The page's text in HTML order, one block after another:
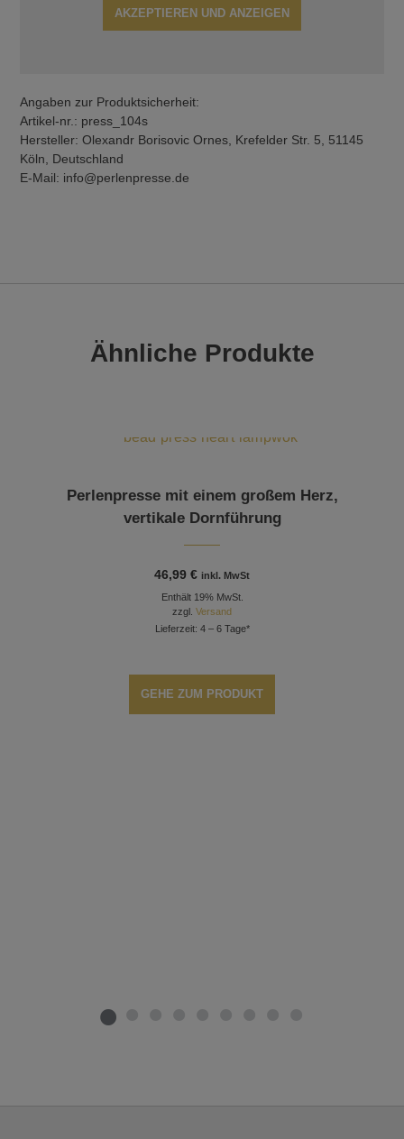
AKZEPTIEREN UND ANZEIGEN
Angaben zur Produktsicherheit:
Artikel-nr.: press_104s
Hersteller: Olexandr Borisovic Ornes, Krefelder Str. 5, 51145
Köln, Deutschland
E-Mail: info@perlenpresse.de
Ähnliche Produkte
Perlenpresse mit einem großem Herz,
vertikale Dornführung
46,99€ inkl. MwSt
Enthält 19% MwSt.
zzgl.Versand
Lieferzeit: 4 – 6 Tage*
GEHE ZUM PRODUKT